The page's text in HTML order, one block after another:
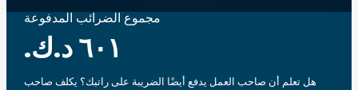
مجموع الضرائب المدفوعة
هل تعلم أن صاحب العمل يدفع أيضًا الضريبة على راتبك؟ يكلف صاحب